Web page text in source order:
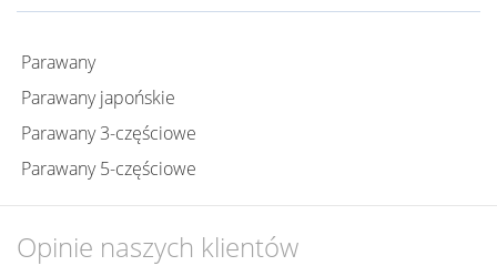
Parawany
Parawany japońskie
Parawany 3-częściowe
Parawany 5-częściowe
Opinie naszych klientów